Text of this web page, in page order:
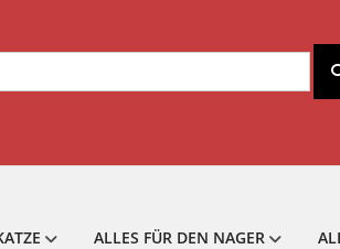
ALLES FÜR DEN NAGER